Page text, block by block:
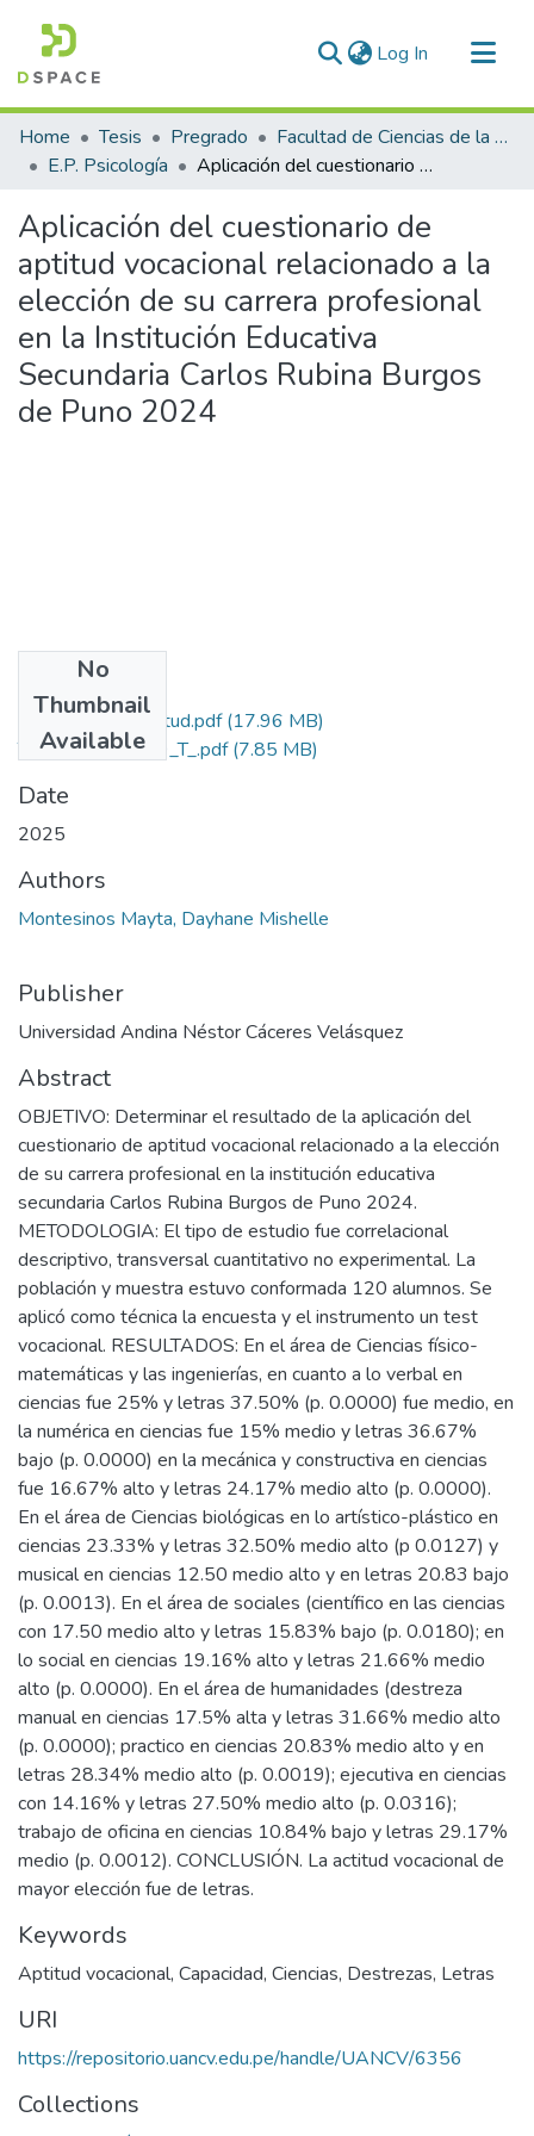
Log In (current)
Communities & Collections
All of DSpace
Home Tesis Pregrado
Facultad de Ciencias de la Salud
E.P. Psicología
Aplicación del cuestionario de aptitud vocacional relacionado a la elección de su carrera profesional en la Institución Educativa Secundaria Carlos Rubina Burgos de Puno 2024
Aplicación del cuestionario de
aptitud vocacional relacionado a la
elección de su carrera profesional
en la Institución Educativa
Secundaria Carlos Rubina Burgos
de Puno 2024
No
Thumbnail
Available
Grado de Similitud.pdf(17.96 MB)
T036_70280089_T_.pdf(7.85 MB)
Date
2025
Authors
Montesinos Mayta, Dayhane Mishelle
Publisher
Universidad Andina Néstor Cáceres Velásquez
Abstract
OBJETIVO: Determinar el resultado de la aplicación del
cuestionario de aptitud vocacional relacionado a la elección
de su carrera profesional en la institución educativa
secundaria Carlos Rubina Burgos de Puno 2024.
METODOLOGIA: El tipo de estudio fue correlacional
descriptivo, transversal cuantitativo no experimental. La
población y muestra estuvo conformada 120 alumnos. Se
aplicó como técnica la encuesta y el instrumento un test
vocacional. RESULTADOS: En el área de Ciencias físico-
matemáticas y las ingenierías, en cuanto a lo verbal en
ciencias fue 25% y letras 37.50% (p. 0.0000) fue medio, en
la numérica en ciencias fue 15% medio y letras 36.67%
bajo (p. 0.0000) en la mecánica y constructiva en ciencias
fue 16.67% alto y letras 24.17% medio alto (p. 0.0000).
En el área de Ciencias biológicas en lo artístico-plástico en
ciencias 23.33% y letras 32.50% medio alto (p 0.0127) y
musical en ciencias 12.50 medio alto y en letras 20.83 bajo
(p. 0.0013). En el área de sociales (científico en las ciencias
con 17.50 medio alto y letras 15.83% bajo (p. 0.0180); en
lo social en ciencias 19.16% alto y letras 21.66% medio
alto (p. 0.0000). En el área de humanidades (destreza
manual en ciencias 17.5% alta y letras 31.66% medio alto
(p. 0.0000); practico en ciencias 20.83% medio alto y en
letras 28.34% medio alto (p. 0.0019); ejecutiva en ciencias
con 14.16% y letras 27.50% medio alto (p. 0.0316);
trabajo de oficina en ciencias 10.84% bajo y letras 29.17%
medio (p. 0.0012). CONCLUSIÓN. La actitud vocacional de
mayor elección fue de letras.
Keywords
Aptitud vocacional, Capacidad, Ciencias, Destrezas, Letras
URI
https://repositorio.uancv.edu.pe/handle/UANCV/6356
Collections